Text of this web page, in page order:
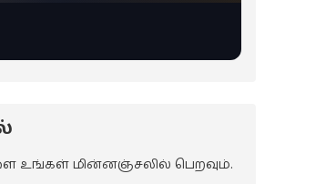
உங்கள் மின்னஞ்சலில் பெறவும்.